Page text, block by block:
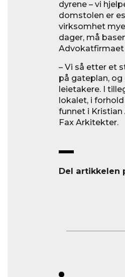
dyrene – vi
domstolen er
virksomhet
dager, må
Advokatfirmaet
– Vi så etter et
på gateplan,
leietakere. I
lokalet, i
funnet i Kristian
Fax Arkitekter.
Del artikkelen